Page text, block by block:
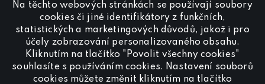
Na těchto webových stránkách se používají soubory
cookies či jiné identifikátory z funkčních,
statistických a marketingových důvodů, jakož i pro
účely zobrazování personalizovaného obsahu.
Kliknutím na tlačítko "Povolit všechny cookies"
souhlasíte s používáním cookies. Nastavení souborů
cookies můžete změnit kliknutím na tlačítko
Naši redakci kontaktujete na
redakce@canalplus.cz